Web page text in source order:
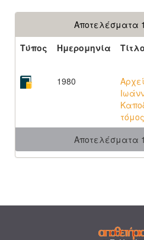
Αποτελέσματα
Τύπος
Ημερομηνία
1980
Αποτελέσματα